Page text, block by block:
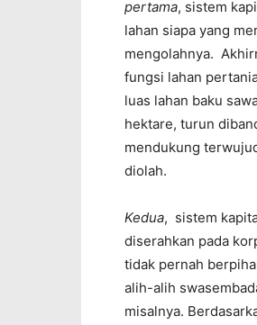
pertama, sistem
lahan siapa yang
mengolahnya.
fungsi lahan
luas lahan baku
hektare, turun
mendukung
diolah.
Kedua, sistem
diserahkan pada
tidak pernah
alih-alih
misalnya.